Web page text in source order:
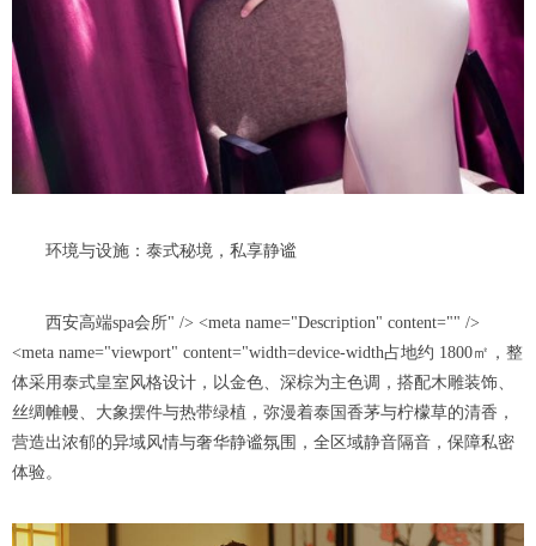
环境与设施：泰式秘境，私享静谧
西安高端spa会所" /> <meta name="Description" content="" />
<meta name="viewport" content="width=device-width占地约 1800㎡，整
体采用泰式皇室风格设计，以金色、深棕为主色调，搭配木雕装饰、
丝绸帷幔、大象摆件与热带绿植，弥漫着泰国香茅与柠檬草的清香，
营造出浓郁的异域风情与奢华静谧氛围，全区域静音隔音，保障私密
体验。